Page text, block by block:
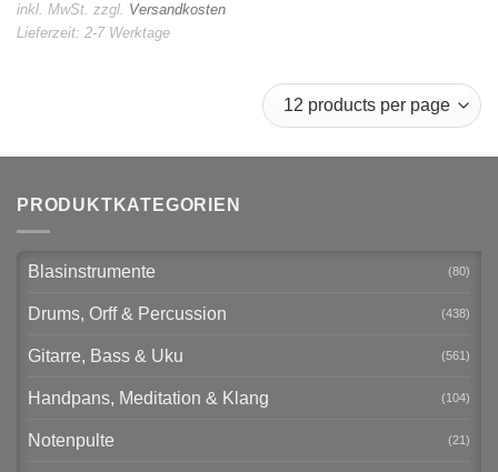
inkl. MwSt. zzgl. Versandkosten
Lieferzeit: 2-7 Werktage
PRODUKTKATEGORIEN
Blasinstrumente (80)
Drums, Orff & Percussion (438)
Gitarre, Bass & Uku (561)
Handpans, Meditation & Klang (104)
Notenpulte (21)